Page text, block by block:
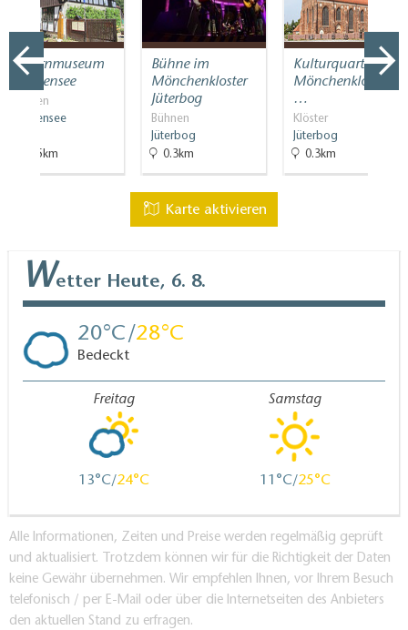
Bauernmuseum
Blankensee
Museen
Blankensee
27.5km
Bühne im
Mönchenkloster
Jüterbog
Bühnen
Jüterbog
0.3km
Kulturquartier
Mönchenkloster
…
Klöster
Jüterbog
0.3km
Karte aktivieren
Wetter Heute, 6. 8.
20 28
Bedeckt
Freitag
13 24
Samstag
11 25
Alle Informationen, Zeiten und Preise werden regelmäßig geprüft
und aktualisiert. Trotzdem können wir für die Richtigkeit der Daten
keine Gewähr übernehmen. Wir empfehlen Ihnen, vor Ihrem Besuch
telefonisch / per E-Mail oder über die Internetseiten des Anbieters
den aktuellen Stand zu erfragen.